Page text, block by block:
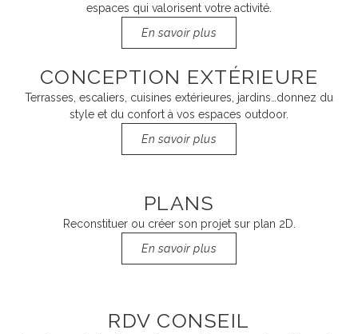
espaces qui valorisent votre activité.
En savoir plus
CONCEPTION EXTÉRIEURE
Terrasses, escaliers, cuisines extérieures, jardins…donnez du
style et du confort à vos espaces outdoor.
En savoir plus
PLANS
Reconstituer ou créer son projet sur plan 2D.
En savoir plus
RDV CONSEIL